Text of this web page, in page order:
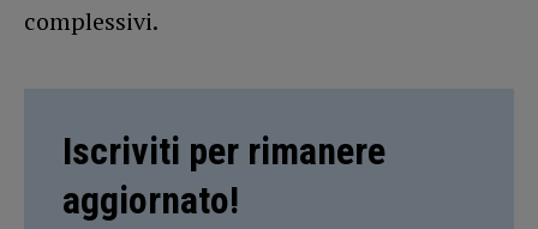
complessivi.
Iscriviti per rimanere
aggiornato!